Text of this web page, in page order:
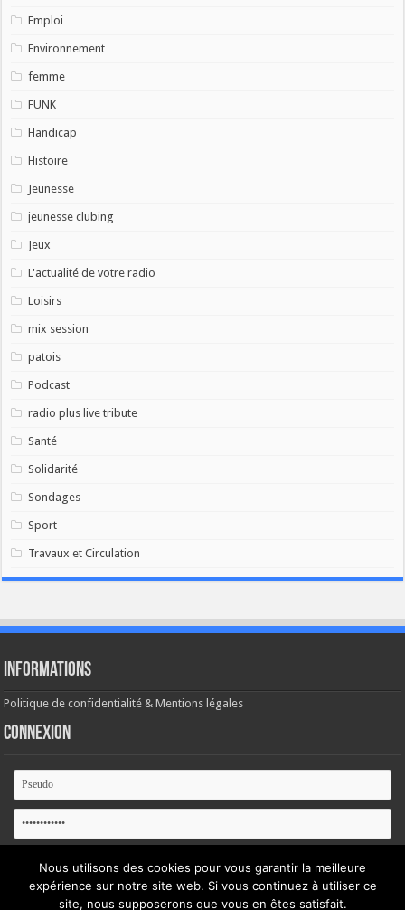
Emploi
Environnement
femme
FUNK
Handicap
Histoire
Jeunesse
jeunesse clubing
Jeux
L'actualité de votre radio
Loisirs
mix session
patois
Podcast
radio plus live tribute
Santé
Solidarité
Sondages
Sport
Travaux et Circulation
Informations
Politique de confidentialité & Mentions légales
Connexion
Se souvenir de moi
Mot de passe oublié ?
Nous utilisons des cookies pour vous garantir la meilleure
expérience sur notre site web. Si vous continuez à utiliser ce
site, nous supposerons que vous en êtes satisfait.